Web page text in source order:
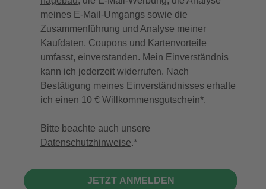
meines E-Mail-Umgangs sowie die
Zusammenführung und Analyse meiner
Kaufdaten, Coupons und Kartenvorteile
umfasst, einverstanden. Mein Einverständnis
kann ich jederzeit widerrufen. Nach
Bestätigung meines Einverständnisses erhalte
ich einen 10 € Willkommensgutschein*.
Bitte beachte auch unsere
Datenschutzhinweise.
JETZT ANMELDEN